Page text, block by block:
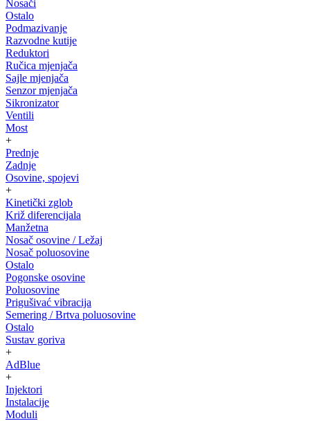
Nosači
Ostalo
Podmazivanje
Razvodne kutije
Reduktori
Ručica mjenjača
Sajle mjenjača
Senzor mjenjača
Sikronizator
Ventili
Most
+
Prednje
Zadnje
Osovine, spojevi
+
Kinetički zglob
Križ diferencijala
Manžetna
Nosač osovine / Ležaj
Nosač poluosovine
Ostalo
Pogonske osovine
Poluosovine
Prigušivać vibracija
Semering / Brtva poluosovine
Ostalo
Sustav goriva
+
AdBlue
+
Injektori
Instalacije
Moduli